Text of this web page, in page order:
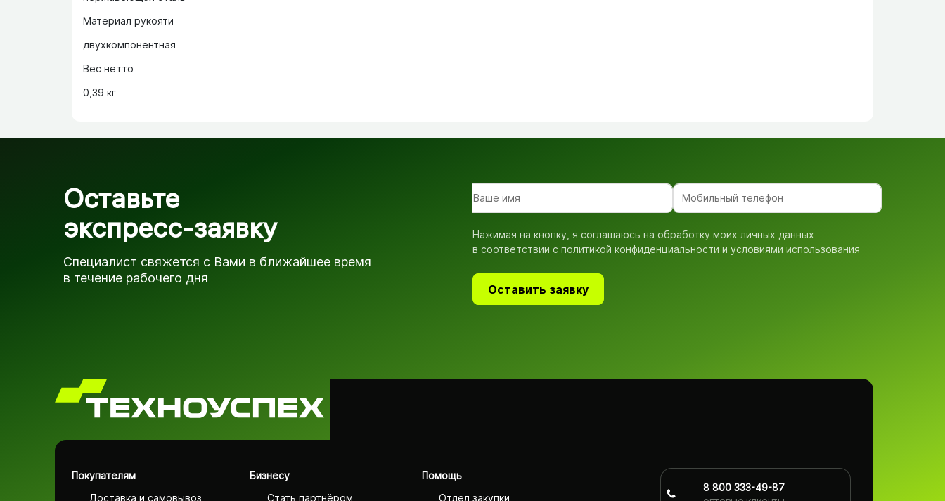
Материал рукояти
двухкомпонентная
Вес нетто
0,39 кг
Оставьте
экспресс-заявку
Специалист свяжется с Вами в ближайшее время
в течение рабочего дня
Нажимая на кнопку, я соглашаюсь на обработку моих личных данных
в соответствии с политикой конфиденциальности и условиями использования
Оставить заявку
Покупателям
Доставка и самовывоз
Бизнесу
Стать партнёром
Помощь
Отдел закупки
8 800 333-49-87